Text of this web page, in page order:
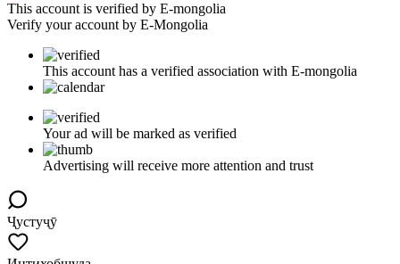
This account is verified by E-mongolia
Verify your account by E-Mongolia
This account has a verified association with E-mongolia
Your ad will be marked as verified
Advertising will receive more attention and trust
Ҷустуҷӯ